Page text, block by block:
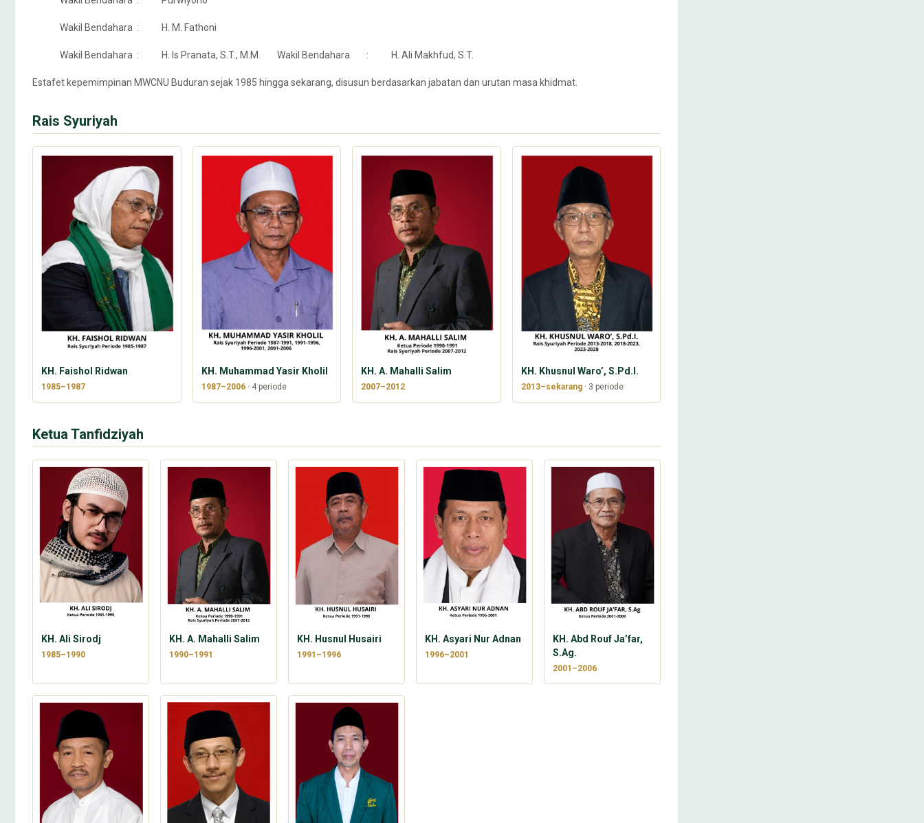
Wakil Bendahara : H. M. Fathoni
Wakil Bendahara : H. Is Pranata, S.T., M.M. Wakil Bendahara : H. Ali Makhfud, S.T.
Estafet kepemimpinan MWCNU Buduran sejak 1985 hingga sekarang, disusun berdasarkan jabatan dan urutan masa khidmat.
Rais Syuriyah
KH. Faishol Ridwan
1985–1987
KH. Muhammad Yasir Kholil
1987–2006· 4 periode
KH. A. Mahalli Salim
2007–2012
KH. Khusnul Waro’, S.Pd.I.
2013–sekarang· 3 periode
Ketua Tanfidziyah
KH. Ali Sirodj
1985–1990
KH. A. Mahalli Salim
1990–1991
KH. Husnul Husairi
1991–1996
KH. Asyari Nur Adnan
1996–2001
KH. Abd Rouf Ja’far,
S.Ag.
2001–2006